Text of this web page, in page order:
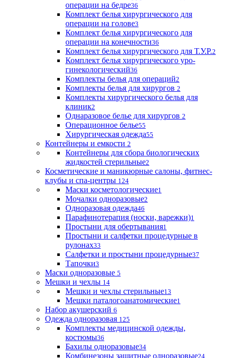
операции на бедре36
Комплект белья хирургического для
операции на голове3
Комплект белья хирургического для
операции на конечности36
Комплект белья хирургического для Т.У.Р.2
Комплект белья хирургического уро-
гинекологический36
Комплекты белья для операций2
Комплекты белья для хирургов 2
Комплекты хирургического белья для
клиник2
Однаразовое белье для хирургов 2
Операционное белье55
Хирургическая одежда55
Контейнеры и емкости 2
Контейнеры для сбора биологических
жидкостей стерильные2
Косметические и маникюрные салоны, фитнес-
клубы и спа-центры 124
Маски косметологические1
Мочалки одноразовые2
Одноразовая одежда46
Парафинотерапия (носки, варежки)1
Простыни для обертывания1
Простыни и салфетки процедурные в
рулонах33
Салфетки и простыни процедурные37
Тапочки3
Маски одноразовые 5
Мешки и чехлы 14
Мешки и чехлы стерильные13
Мешки паталогоанатомические1
Набор акушерский 6
Одежда одноразовая 125
Комплекты медицинской одежды,
костюмы36
Бахилы одноразовые34
Комбинезоны защитные одноразовые24